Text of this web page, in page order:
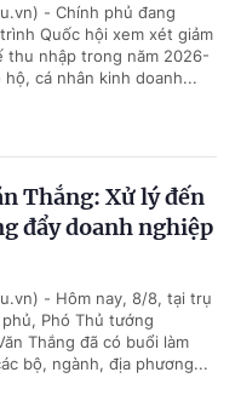
- Chính phủ đang
Quốc hội xem xét giảm
thu nhập trong năm 2026-
hộ, cá nhân kinh doanh...
Thắng: Xử lý đến
đẩy doanh nghiệp
- Hôm nay, 8/8, tại trụ
Phó Thủ tướng
Thắng đã có buổi làm
bộ, ngành, địa phương...